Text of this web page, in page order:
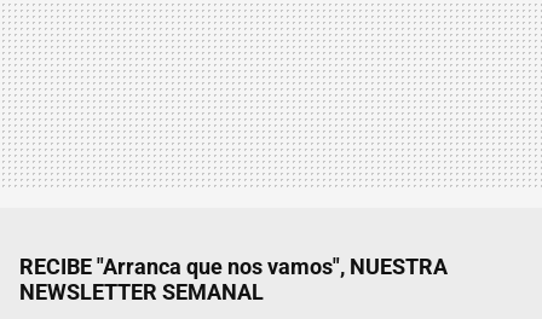
RECIBE "Arranca que nos vamos", NUESTRA
NEWSLETTER SEMANAL